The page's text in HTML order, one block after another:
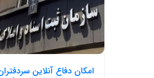
امکان دفاع آنلاین